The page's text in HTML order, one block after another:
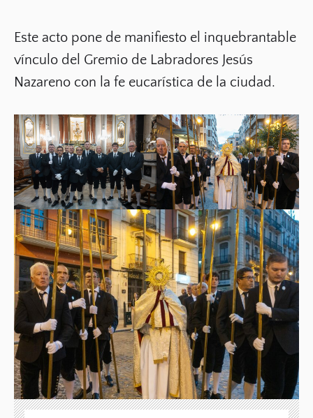
Este acto pone de manifiesto el inquebrantable
vínculo del Gremio de Labradores Jesús
Nazareno con la fe eucarística de la ciudad.